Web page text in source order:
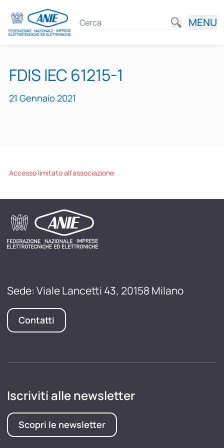
MENU
FDIS IEC 61215-1
21 Gennaio 2021
Accesso limitato all'associazione
Sede: Viale Lancetti 43, 20158 Milano
Contatti
Iscriviti alle newsletter
Scopri le newsletter